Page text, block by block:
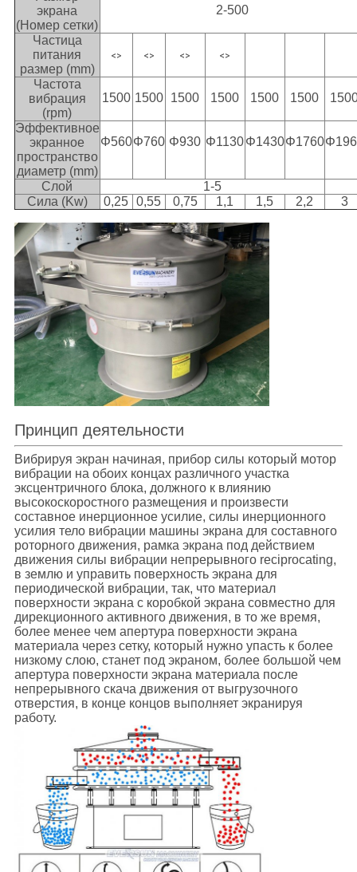
экрана
(Номер сетки)
2-500
Частица
питания
размер (mm)
<> <> <> <>
Частота
вибрация
(rpm)
1500 1500 1500 1500 1500 1500
Эффективное
экранное
пространство
диаметр (mm)
Φ560Φ760 Φ930 Φ1130Φ1430Φ1760
Слой
1-5
Сила (Kw)
0,25 0,55 0,75 1,1 1,5 2,2 3
Принцип деятельности
Вибрируя экран начиная, прибор силы который мотор
вибрации на обоих концах различного участка
эксцентричного блока, должного к влиянию
высокоскоростного размещения и произвести
составное инерционное усилие, силы инерционного
усилия тело вибрации машины экрана для составного
роторного движения, рамка экрана под действием
движения силы вибрации непрерывного reciprocating,
в землю и управить поверхность экрана для
периодической вибрации, так, что материал
поверхности экрана с коробкой экрана совместно для
дирекционного активного движения, в то же время,
более менее чем апертура поверхности экрана
материала через сетку, который нужно упасть к более
низкому слою, станет под экраном, более большой чем
апертура поверхности экрана материала после
непрерывного скача движения от выгрузочного
отверстия, в конце концов выполняет экранируя
работу.